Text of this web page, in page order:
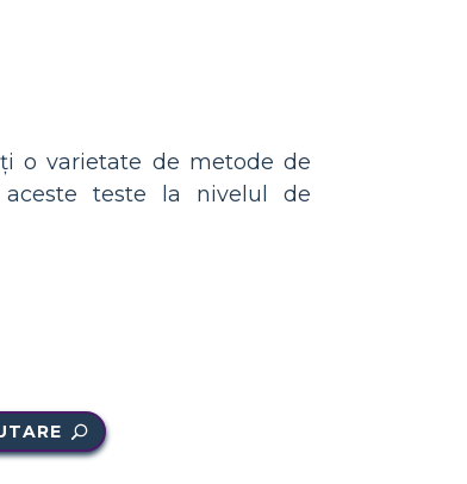
o varietate de metode de
aceste teste la nivelul de